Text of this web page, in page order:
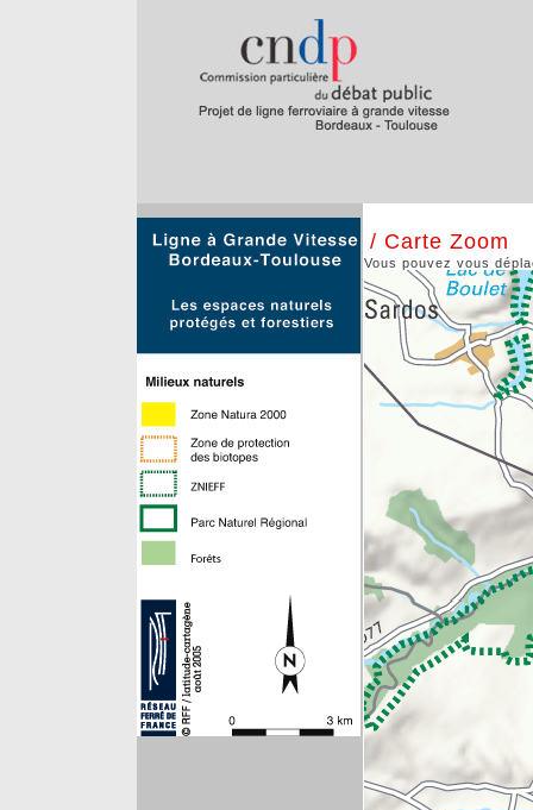
/ Carte Zoom
Vous pouvez vous